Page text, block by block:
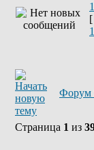
[
1
Форум
Страница 1 из